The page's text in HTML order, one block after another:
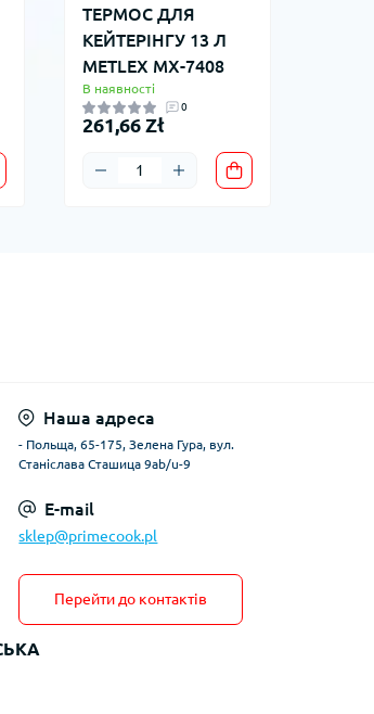
ТЕРМОС ДЛЯ
КЕЙТЕРІНГУ 13 Л
METLEX MX-7408
В наявності
0
261,66 Zł
Наша адреса
- Польща, 65-175, Зелена Гура, вул.
Станіслава Сташица 9ab/u-9
E-mail
sklep@primecook.pl
Перейти до контактів